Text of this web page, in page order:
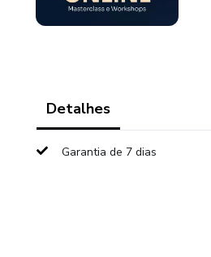
Detalhes
Garantia de 7 dias